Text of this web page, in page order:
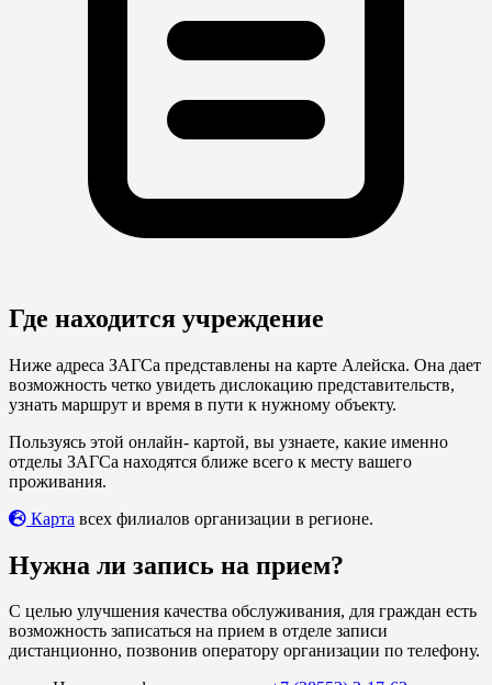
Где находится учреждение
Ниже адреса ЗАГСа представлены на карте Алейска. Она дает
возможность четко увидеть дислокацию представительств,
узнать маршрут и время в пути к нужному объекту.
Пользуясь этой онлайн- картой, вы узнаете, какие именно
отделы ЗАГСа находятся ближе всего к месту вашего
проживания.
Карта всех филиалов организации в регионе.
Нужна ли запись на прием?
С целью улучшения качества обслуживания, для граждан есть
возможность записаться на прием в отделе записи
дистанционно, позвонив оператору организации по телефону.